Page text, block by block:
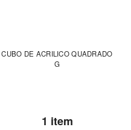
CUBO DE ACRILICO QUADRADO
G
1 item